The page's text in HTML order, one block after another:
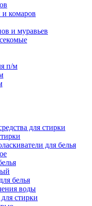
комаров
и муравьев
п/м
для стирки
для белья
белья
воды
стирки